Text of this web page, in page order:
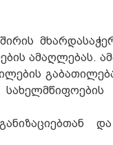
ამაღლებას.